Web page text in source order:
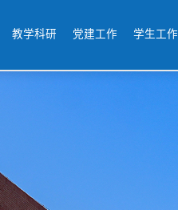
教学科研 党建工作 学生工作